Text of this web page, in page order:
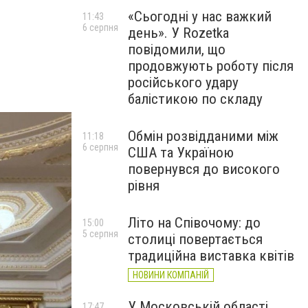
«Сьогодні у нас важкий
день». У Rozetka
повідомили, що
продовжують роботу після
російського удару
балістикою по складу
11:43
6 серпня
Обмін розвідданими між
США та Україною
повернувся до високого
рівня
11:18
6 серпня
Літо на Співочому: до
столиці повертається
традиційна виставка квітів
НОВИНИ КОМПАНІЙ
15:00
5 серпня